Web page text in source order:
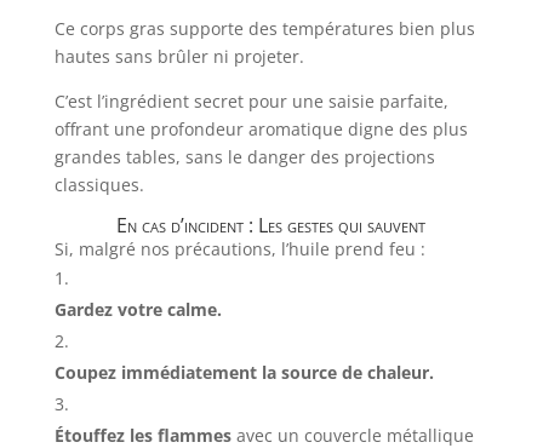
Ce corps gras supporte des températures bien plus
hautes sans brûler ni projeter.
C’est l’ingrédient secret pour une saisie parfaite,
offrant une profondeur aromatique digne des plus
grandes tables, sans le danger des projections
classiques.
En cas d’incident : Les gestes qui sauvent
Si, malgré nos précautions, l’huile prend feu :
Gardez votre calme.
Coupez immédiatement la source de chaleur.
Étouffez les flammesavec un couvercle métallique